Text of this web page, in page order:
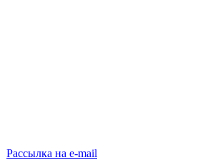
Рассылка на e-mail